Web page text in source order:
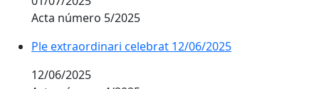
Acta número 5/2025
Ple extraordinari celebrat 12/06/2025
12/06/2025